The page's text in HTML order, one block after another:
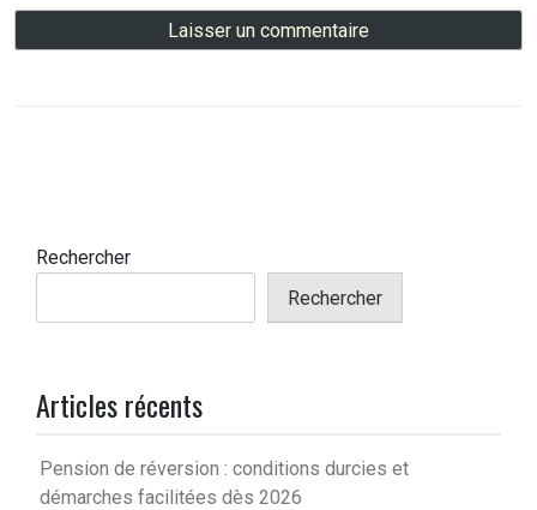
Rechercher
Rechercher
Articles récents
Pension de réversion : conditions durcies et
démarches facilitées dès 2026